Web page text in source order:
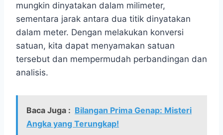
mungkin dinyatakan dalam milimeter,
sementara jarak antara dua titik dinyatakan
dalam meter. Dengan melakukan konversi
satuan, kita dapat menyamakan satuan
tersebut dan mempermudah perbandingan dan
analisis.
Baca Juga : Bilangan Prima Genap: Misteri
Angka yang Terungkap!